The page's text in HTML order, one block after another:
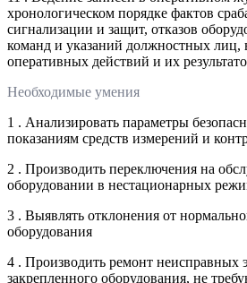
хронологическом порядке фактов
сигнализации и защит, отказов
команд и указаний должностных
оперативных действий и их
Необходимые умения
1 . Анализировать параметры
показаниям средств измерений и
2 . Производить переключения на
оборудовании в нестационарных
3 . Выявлять отклонения от
оборудования
4 . Производить ремонт неисправных
закрепленного оборудования, не